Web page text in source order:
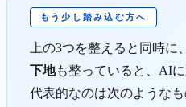
もう少し踏み込む方へ
上の3つを整えると同時に、
下地も整っていると、AI
代表的なのは次のようなも